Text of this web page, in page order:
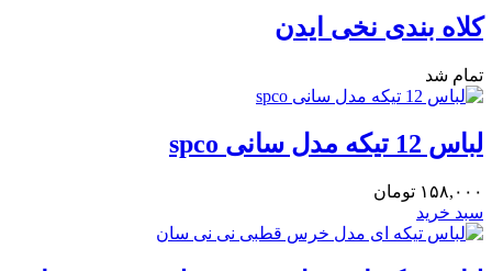
کلاه بندی نخی ایدن
تمام شد
لباس 12 تیکه مدل سانی spco
۱۵۸,۰۰۰ تومان
سبد خرید